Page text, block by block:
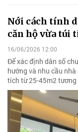
Nới cách tính
căn hộ vừa túi
16/06/2026 12:00
Để xác định dân số
hướng và nhu cầu
tích từ 25-45m2